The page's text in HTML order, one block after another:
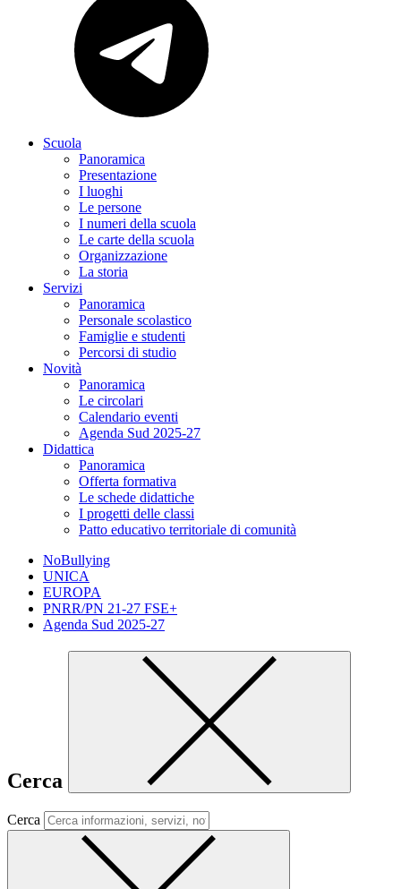
Scuola
Panoramica
Presentazione
I luoghi
Le persone
I numeri della scuola
Le carte della scuola
Organizzazione
La storia
Servizi
Panoramica
Personale scolastico
Famiglie e studenti
Percorsi di studio
Novità
Panoramica
Le circolari
Calendario eventi
Agenda Sud 2025-27
Didattica
Panoramica
Offerta formativa
Le schede didattiche
I progetti delle classi
Patto educativo territoriale di comunità
NoBullying
UNICA
EUROPA
PNRR/PN 21-27 FSE+
Agenda Sud 2025-27
Cerca
Cerca